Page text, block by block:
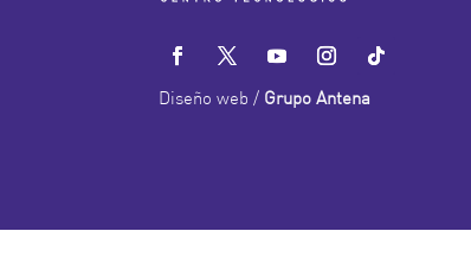
Diseño web / Grupo Antena